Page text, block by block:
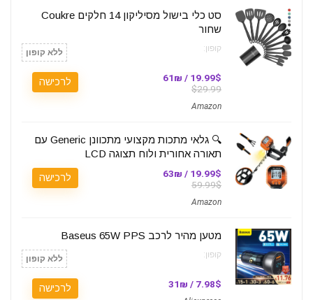
סט כלי בישול מסיליקון 14 חלקים Coukre
שחור
קופון: ללא קופון
19.99$ / 61₪
$29.99
Amazon
לרכישה
🔍 גלאי מתכות מקצועי מתכוונן Generic עם
תאורה אחורית ולוח תצוגה LCD
19.99$ / 63₪
59.99$
Amazon
לרכישה
מטען מהיר לרכב Baseus 65W PPS
קופון: ללא קופון
7.98$ / 31₪ לרכישה